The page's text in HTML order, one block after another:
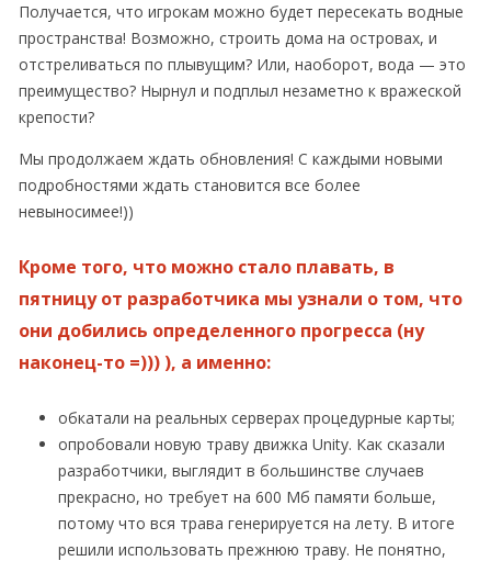
Получается, что игрокам можно будет пересекать водные
пространства! Возможно, строить дома на островах, и
отстреливаться по плывущим? Или, наоборот, вода — это
преимущество? Нырнул и подплыл незаметно к вражеской
крепости?
Мы продолжаем ждать обновления! С каждыми новыми
подробностями ждать становится все более
невыносимее!))
Кроме того, что можно стало плавать, в
пятницу от разработчика мы узнали о том, что
они добились определенного прогресса (ну
наконец-то =))) ), а именно:
обкатали на реальных серверах процедурные карты;
опробовали новую траву движка Unity. Как сказали
разработчики, выглядит в большинстве случаев
прекрасно, но требует на 600 Мб памяти больше,
потому что вся трава генерируется на лету. В итоге
решили использовать прежнюю траву. Не понятно,